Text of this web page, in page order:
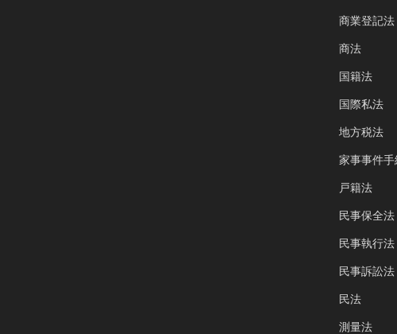
商業登記法
商法
国籍法
国際私法
地方税法
家事事件手
戸籍法
民事保全法
民事執行法
民事訴訟法
民法
測量法